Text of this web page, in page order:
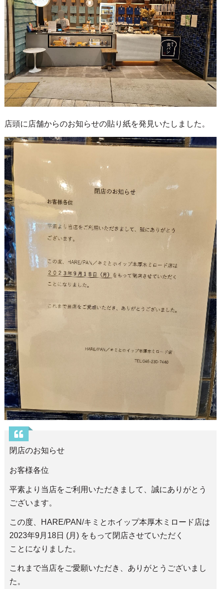
店頭に店舗からのお知らせの貼り紙を発見いたしました。
閉店のお知らせ
お客様各位
平素より当店をご利用いただきまして、誠にありがとう
ございます。
この度、HARE/PAN/キミとホイップ本厚木ミロード店は
2023年9月18日 (月) をもって閉店させていただく
ことになりました。
これまで当店をご愛願いただき、ありがとうございまし
た。